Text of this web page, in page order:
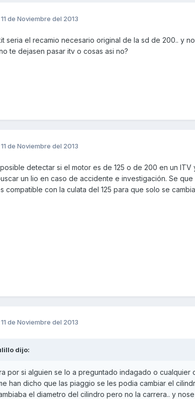
11 de Noviembre del 2013
seria el recamio necesario original de la sd de 200.. y
te dejasen pasar itv o cosas asi no?
11 de Noviembre del 2013
detectar si el motor es de 125 o de 200 en un
un lio en caso de accidente e investigación. Se
compatible con la culata del 125 para que solo se
11 de Noviembre del 2013
dijo:
por si alguien se lo a preguntado indagado o cualquier
han dicho que las piaggio se les podia cambiar el
el diametro del cilindro pero no la carrera.. y